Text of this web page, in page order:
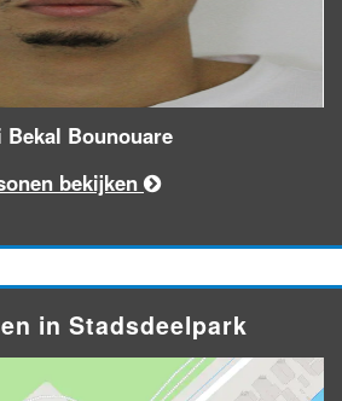
Bounouare
bekijken
in Stadsdeelpark